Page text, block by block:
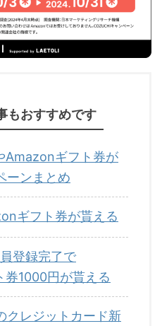
もおすすめです
Amazonギフト券が
ーンまとめ
ギフト券が貰える
登録完了で
1000円が貰える
クレジットカード新